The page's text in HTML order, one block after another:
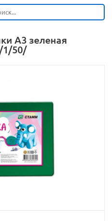
А3 зеленая
50/